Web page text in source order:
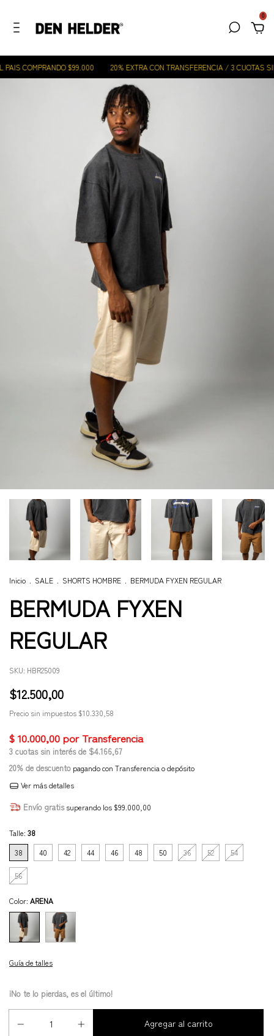
0
COMPRANDO $99.000 20% EXTRA CON TRANSFERENCIA / 3 CUOTAS
Inicio SALE SHORTS HOMBRE BERMUDA FYXEN REGULAR
BERMUDA FYXEN
REGULAR
SKU: HBR25009
$12.500,00
Precio sin impuestos $10.330,58
3 cuotas sin interés de $4.166,67
20% de descuento pagando con Transferencia o depósito
Ver más detalles
Envío gratis superando los $99.000,00
Talle: 38
38
40 42 44 46 48 50 36 52 54
56
Color: ARENA
Guía de talles
¡No te lo pierdas, es el último!